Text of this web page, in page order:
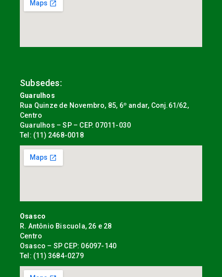
Subsedes:
Guarulhos
Rua Quinze de Novembro, 85, 6º andar, Conj.61/62,
Centro
Guarulhos – SP – CEP. 07011-030
Tel: (11) 2468-0018
Osasco
R. Antônio Biscuola, 26 e 28
Centro
Osasco – SP CEP: 06097-140
Tel: (11) 3684-0279